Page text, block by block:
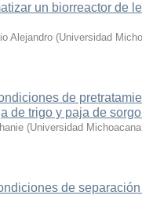
un biorreactor de
Alejandro (Universidad
de
de trigo y paja de
(Universidad
de